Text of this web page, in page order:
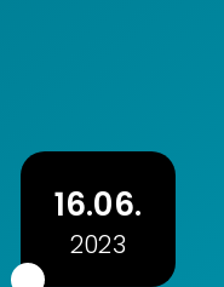
16.06.
2023